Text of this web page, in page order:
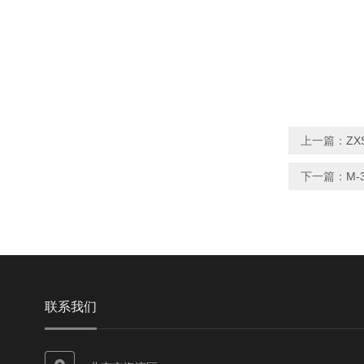
上一篇：
下一篇： M-
联系我们